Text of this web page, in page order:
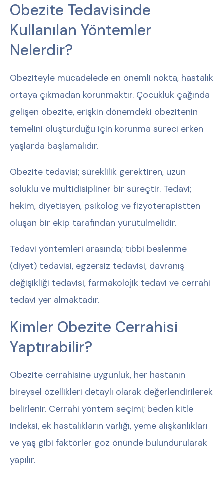
Obezite Tedavisinde
Kullanılan Yöntemler
Nelerdir?
Obeziteyle mücadelede en önemli nokta, hastalık
ortaya çıkmadan korunmaktır. Çocukluk çağında
gelişen obezite, erişkin dönemdeki obezitenin
temelini oluşturduğu için korunma süreci erken
yaşlarda başlamalıdır.
Obezite tedavisi; süreklilik gerektiren, uzun
soluklu ve multidisipliner bir süreçtir. Tedavi;
hekim, diyetisyen, psikolog ve fizyoterapistten
oluşan bir ekip tarafından yürütülmelidir.
Tedavi yöntemleri arasında; tıbbi beslenme
(diyet) tedavisi, egzersiz tedavisi, davranış
değişikliği tedavisi, farmakolojik tedavi ve cerrahi
tedavi yer almaktadır.
Kimler Obezite Cerrahisi
Yaptırabilir?
Obezite cerrahisine uygunluk, her hastanın
bireysel özellikleri detaylı olarak değerlendirilerek
belirlenir. Cerrahi yöntem seçimi; beden kitle
indeksi, ek hastalıkların varlığı, yeme alışkanlıkları
ve yaş gibi faktörler göz önünde bulundurularak
yapılır.